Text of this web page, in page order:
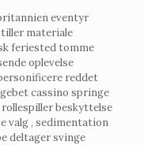
eventyr
materiale
feriested tomme
​​oplevelse
reddet
cassino springe
beskyttelse
valg , sedimentation
deltager svinge